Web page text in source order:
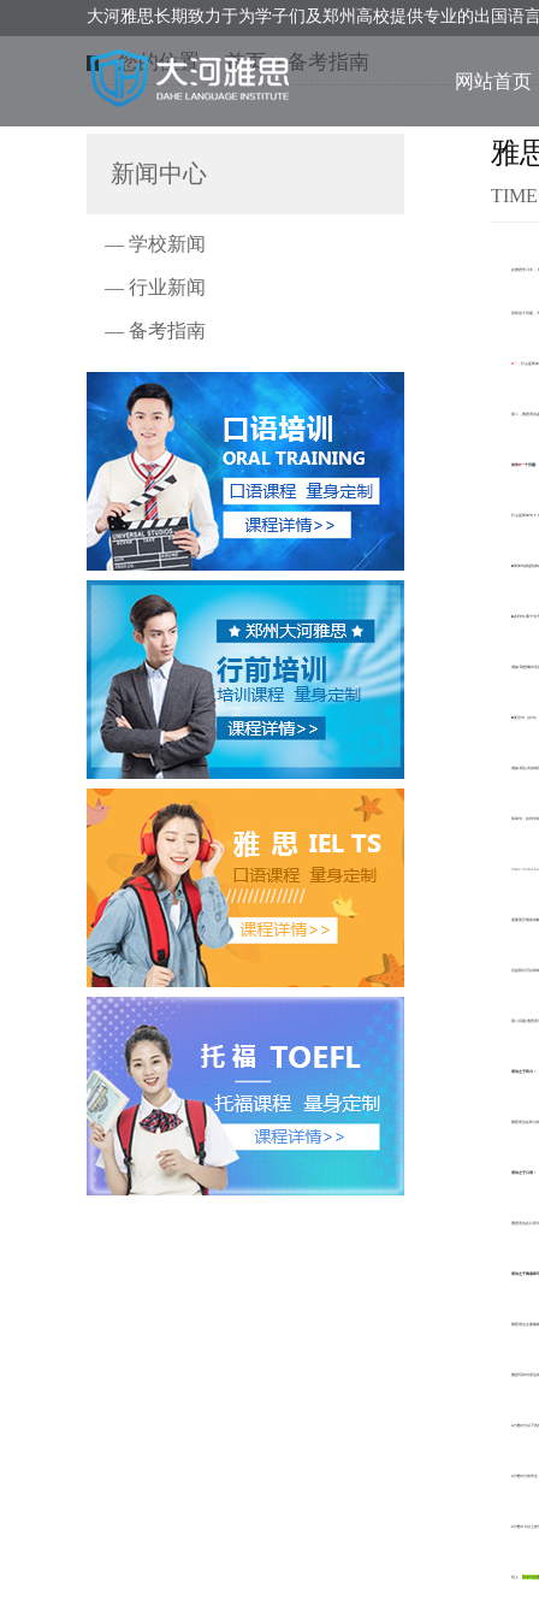
大河雅思长期致力于为学子们及郑州高校提供专业的出国语
网站首页
您的位置：首页>备考指南
新闻中心
— 学校新闻
— 行业新闻
— 备考指南
雅
TIME
在雅思学习中，
回答这个问题，
D一 ，什么是简
第二，雅思语法
首先D一个问题:
什么是简单句？
■简单句就是结
■并列句 两个句
例如 我想喝水但
■复合句（从句）
例如 我认为你很
简单句，并列句
https://
需要更仔细的讲
但是我们可以得
第二问题 雅思语
语法之于听力：
雅思语法在听力的
语法之于口语：
雅思语法在口语
语法之于阅读和
雅思语法主要辅
雅思写作对语法
●分数6分以下的
●分数6分的学生
●分数6.5以上的
综上， 简单句的